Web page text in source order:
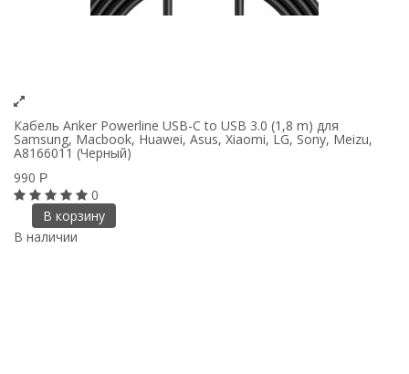
Кабель Anker Powerline USB-C to USB 3.0 (1,8 m) для
Samsung, Macbook, Huawei, Asus, Xiaomi, LG, Sony, Meizu,
A8166011 (Черный)
990 Р
0
В корзину
В наличии